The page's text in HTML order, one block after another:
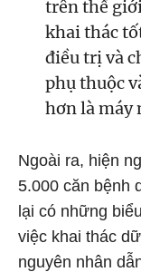
trên thế
khai thác
điều trị và
phụ thuộc
hơn là máy
Ngoài ra, hiện
5.000 căn bệnh
lại có những
việc khai thác
nguyên nhân